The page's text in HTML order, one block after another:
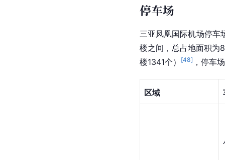
停车场
三亚凤凰国际机场停车
楼之间，总占地面积
楼1341个）
[48] ，停车
区域